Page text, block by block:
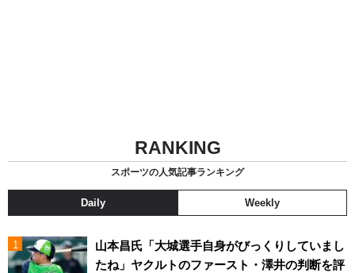
RANKING
スポーツの人気記事ランキング
Daily Weekly
山本昌氏「大城選手自身がびっくりしていまし
たね」ヤクルトのファースト・澤井の判断を評